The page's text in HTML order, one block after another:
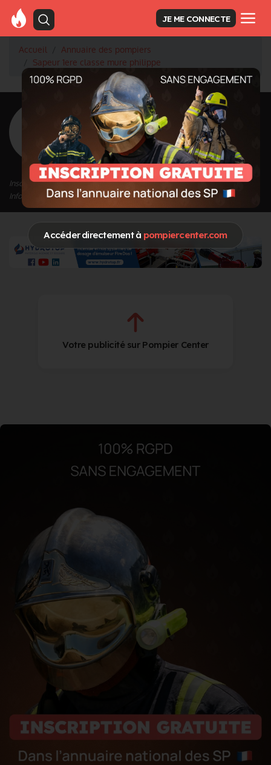
Accéder directement à pompiercenter.com
JE ME CONNECTE
Accueil
Annuaire des pompiers
Sapeur 1ere classe mure philippe
<Retour à la liste des pompiers
mure philippe
Grade : Sapeur 1ere classe
Inscrit depuis le 23/10/2020 à 14:20
Informations mises à jour le 09/11/2025 à 21:11
Votre publicité sur Pompier Center